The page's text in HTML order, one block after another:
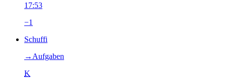
17:53
−1
Schuffi
→‎Aufgaben
K